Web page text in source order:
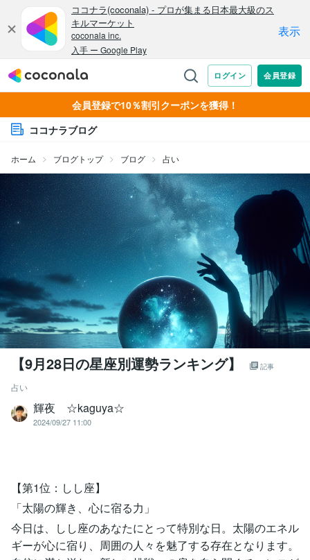
会員登録で10％割引クーポンを獲得！
ココナラブログ
ホーム ブログトップ ブログ 占い
【9月28日の星座別運勢ランキング】 記事
占い
輝夜 ☆kaguya☆
2024/09/27 11:00
【第1位：しし座】
「太陽の輝き、心に宿る力」
今日は、しし座のあなたにとって特別な日。太陽のエネル
ギーが心に宿り、周囲の人々を魅了する存在となります。